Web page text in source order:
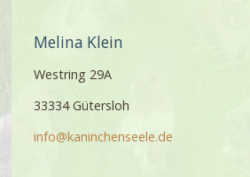
Melina Klein
Westring 29A
33334 Gütersloh
info@kaninchenseele.de